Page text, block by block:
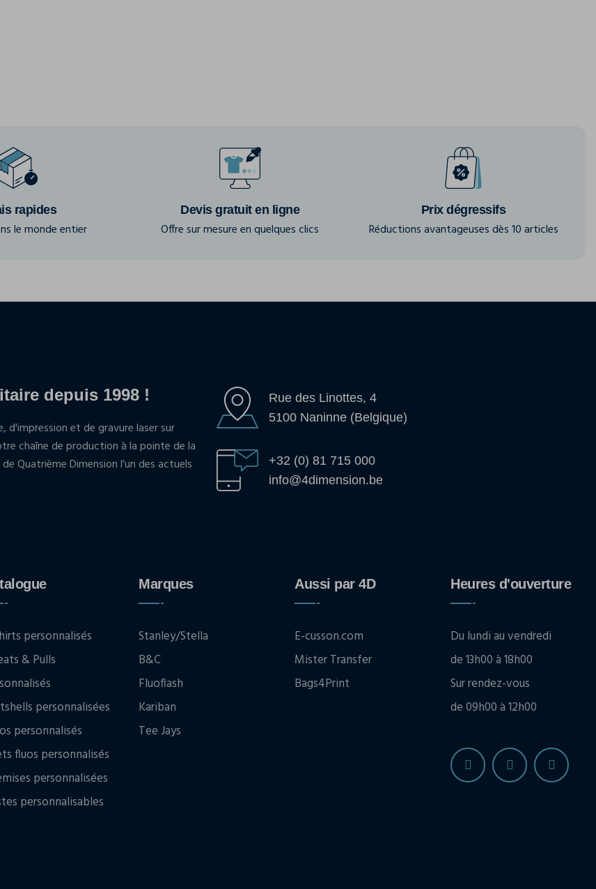
rapides
le monde entier
Devis gratuit en ligne
Offre sur mesure en quelques clics
Prix dégressifs
Réductions avantageuses dès 10 articles
depuis 1998 !
d'impression et de gravure laser sur
chaîne de production à la pointe de la
Quatrième Dimension l'un des actuels
Rue des Linottes, 4
5100 Naninne (Belgique)
+32 (0) 81 715 000
info@4dimension.be
personnalisés
& Pulls
personnalisées
personnalisés
fluos personnalisés
personnalisées
personnalisables
Marques
Stanley/Stella
B&C
Fluoflash
Kariban
Tee Jays
Aussi par 4D
E-cusson.com
Mister Transfer
Bags4Print
Heures d'ouverture
Du lundi au vendredi
de 13h00 à 18h00
Sur rendez-vous
de 09h00 à 12h00